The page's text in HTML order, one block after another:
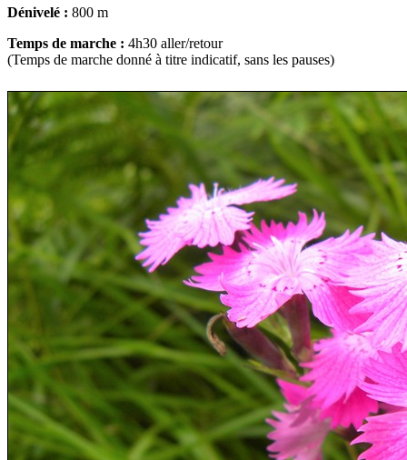
Dénivelé : 800 m
Temps de marche : 4h30 aller/retour
(Temps de marche donné à titre indicatif, sans les pauses)